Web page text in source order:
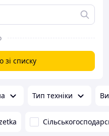
зі списку
Тип техніки